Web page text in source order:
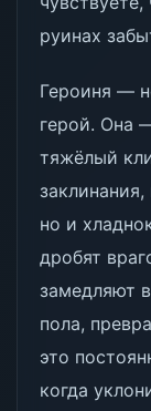
руинах
Героиня —
герой. Она
тяжёлый
но и
дробят
замедляют
пола,
это
когда